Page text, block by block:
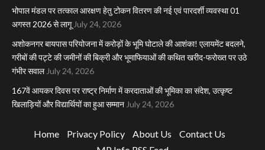
भोपाल मंडल पर तत्काल आरक्षण हेतु टोकन वितरण की नई एवं पारदर्शी व्यवस्था 01
अगस्त 2026 से लागू July 24, 2026
अशोकनगर बायपास परियोजना में करोड़ों के भूमि घोटाले की आशंका! एलायमेंट बदलने,
गरीबों की पट्टे की जमीनों की बिक्री और भूमाफियाओं की कथित खरीद-फरोख्त पर उठे
गंभीर सवाल July 24, 2026
167वें आयकर दिवस पर राष्ट्र निर्माण में करदाताओं की भूमिका का संदेश, उत्कृष्ट
खिलाड़ियों और विद्यार्थियों का हुआ सम्मान July 24, 2026
Home Privacy Policy About Us
Contact Us